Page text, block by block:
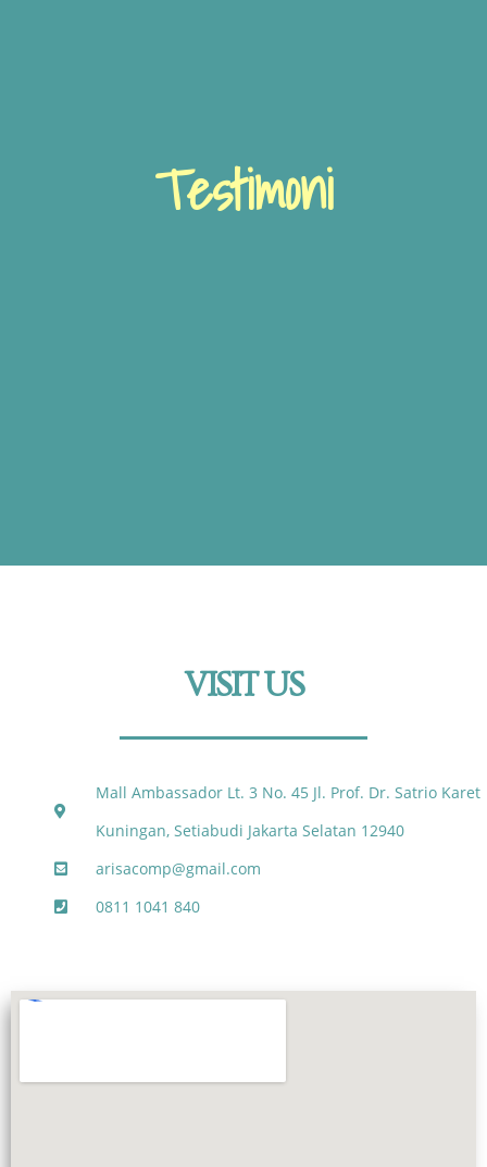
Testimoni
VISIT US
Mall Ambassador Lt. 3 No. 45 Jl. Prof. Dr. Satrio Karet
Kuningan, Setiabudi Jakarta Selatan 12940
arisacomp@gmail.com
0811 1041 840